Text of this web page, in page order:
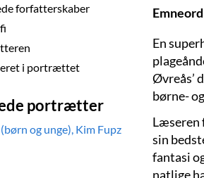
forfatterskaber
i portrættet
portrætter
og unge), Kim Fupz
Emneord
En
Øvreås’
børne-
Læseren
sin
fantasi
natlige